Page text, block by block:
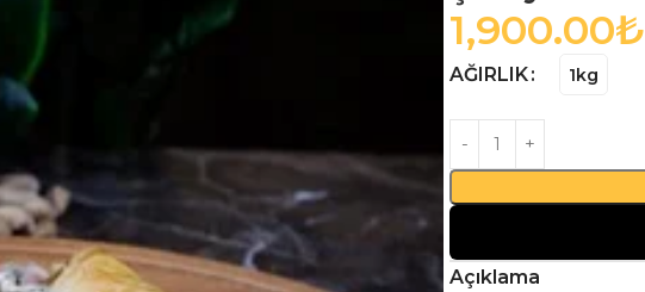
1,900.00₺
AĞIRLIK 1kg
Açıklama